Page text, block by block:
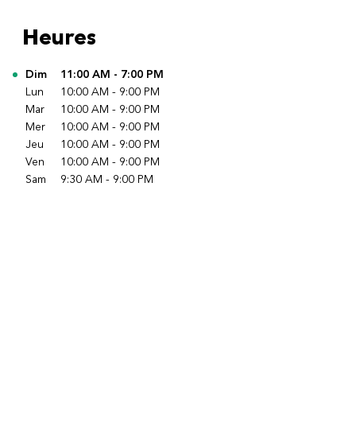
Heures
Jour de la semaineHeures
Dim 11:00 AM - 7:00 PM
Lun
10:00 AM - 9:00 PM
Mar
10:00 AM - 9:00 PM
Mer
10:00 AM - 9:00 PM
Jeu
10:00 AM - 9:00 PM
Ven
10:00 AM - 9:00 PM
Sam
9:30 AM - 9:00 PM